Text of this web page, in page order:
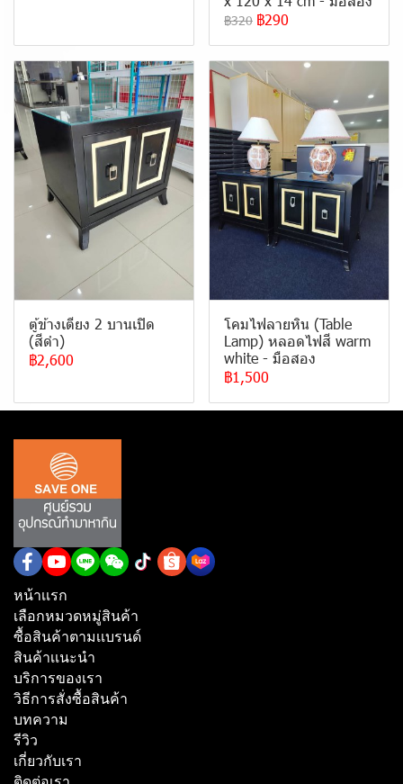
฿320 ฿290
ตู้ข้างเตียง 2 บานเปิด
(สีดำ)
฿2,600
โคมไฟลายหิน (Table
Lamp) หลอดไฟสี warm
white - มือสอง
฿1,500
หน้าเเรก
เลือกหมวดหมู่สินค้า
ซื้อสินค้าตามเเบรนด์
สินค้าเเนะนำ
บริการของเรา
วิธีการสั่งซื้อสินค้า
บทความ
รีวิว
เกี่ยวกับเรา